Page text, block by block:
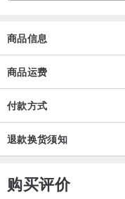
商品信息
商品运费
付款方式
退款换货须知
购买评价